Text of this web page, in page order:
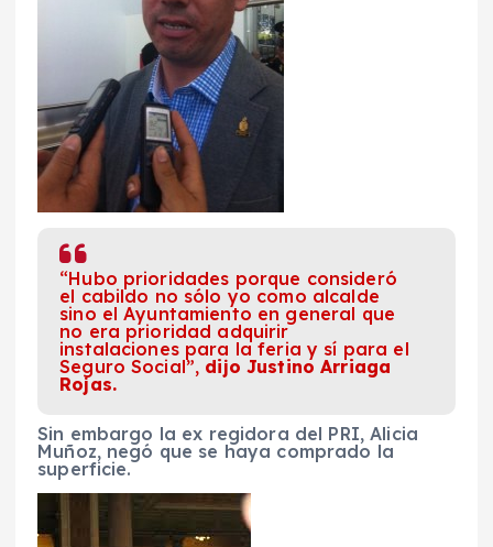
“Hubo prioridades porque consideró
el cabildo no sólo yo como alcalde
sino el Ayuntamiento en general que
no era prioridad adquirir
instalaciones para la feria y sí para el
Seguro Social”, dijo Justino Arriaga
Rojas.
Sin embargo la ex regidora del PRI, Alicia
Muñoz, negó que se haya comprado la
superficie.